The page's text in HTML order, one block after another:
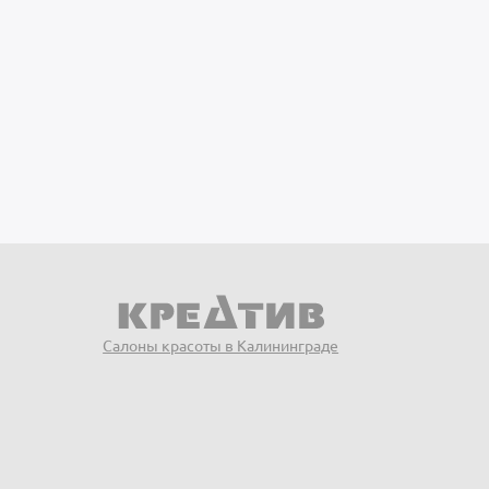
Салоны красоты в Калининграде